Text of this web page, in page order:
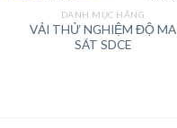
DANH MỤC HÃNG
VẢI THỬ NGHIỆM ĐỘ MA
SÁT SDCE